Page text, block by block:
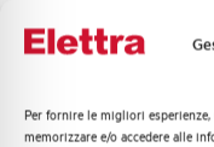
Per fornire le migliori
memorizzare e/o accedere alle
Quali argomenti